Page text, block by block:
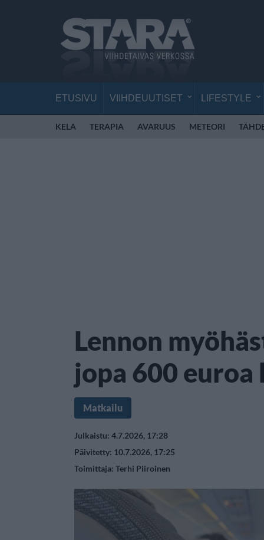
ETUSIVU VIIHDEUUTISET LIFESTYLE
KELA TERAPIA AVARUUS METEORI
Lennon
jopa 600
Matkailu
Julkaistu: 4.7.2026, 17:28
Päivitetty: 10.7.2026, 17:25
Toimittaja: Terhi Piiroinen